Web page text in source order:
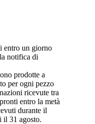
entro un giorno
notifica di
prodotte a
per ogni pezzo
ricevute tra
entro la metà
durante il
il 31 agosto.